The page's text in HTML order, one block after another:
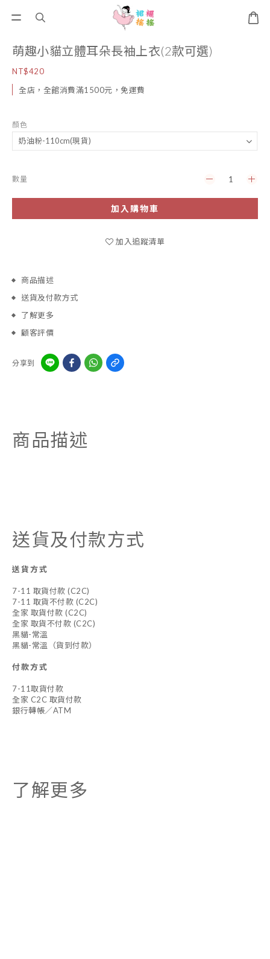
萌趣小貓立體耳朵長袖上衣(2款可選)
NT$420
全店，全館消費滿1500元，免運費
顏色
數量
加入購物車
加入追蹤清單
商品描述
送貨及付款方式
了解更多
顧客評價
分享到
商品描述
送貨及付款方式
送貨方式
7-11 取貨付款 (C2C)
7-11 取貨不付款 (C2C)
全家 取貨付款 (C2C)
全家 取貨不付款 (C2C)
黑貓-常溫
黑貓-常溫（貨到付款）
付款方式
7-11取貨付款
全家 C2C 取貨付款
銀行轉帳／ATM
了解更多